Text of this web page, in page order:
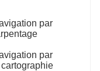
par
par